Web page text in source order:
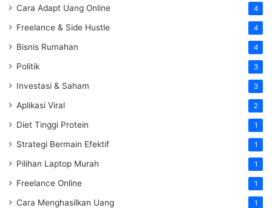
Cara Adapt Uang Online 4
Freelance & Side Hustle 4
Bisnis Rumahan 4
Politik 3
Investasi & Saham 3
Aplikasi Viral 2
Diet Tinggi Protein 1
Strategi Bermain Efektif 1
Pilihan Laptop Murah 1
Freelance Online 1
Cara Menghasilkan Uang 1